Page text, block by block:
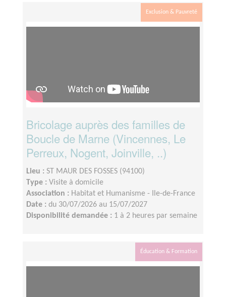
Exclusion & Pauvreté
Bricolage auprès des familles de
Boucle de Marne (Vincennes, Le
Perreux, Nogent, Joinville, ..)
Lieu : ST MAUR DES FOSSES (94100)
Type : Visite à domicile
Association : Habitat et Humanisme - Ile-de-France
Date : du 30/07/2026 au 15/07/2027
Disponibilité demandée : 1 à 2 heures par semaine
Éducation & Formation